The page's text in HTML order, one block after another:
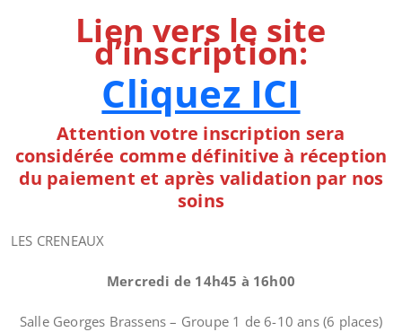
Lien vers le site
d’inscription:
Cliquez ICI
Attention votre inscription sera
considérée comme définitive à réception
du paiement et après validation par nos
soins
LES CRENEAUX
Mercredi de 14h45 à 16h00
Salle Georges Brassens – Groupe 1 de 6-10 ans (6 places)